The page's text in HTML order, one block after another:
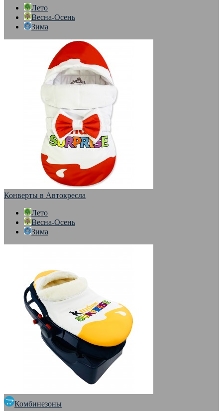
Лето
Весна-Осень
Зима
Конверты в Автокресла
Лето
Весна-Осень
Зима
Комбинезоны